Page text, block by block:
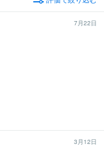
7月22日
3月12日